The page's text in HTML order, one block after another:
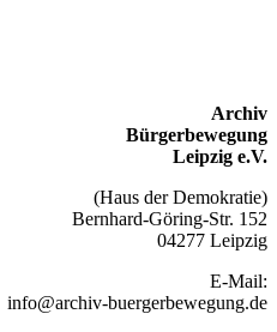
Archiv
Bürgerbewegung
Leipzig e.V.
(Haus der Demokratie)
Bernhard-Göring-Str. 152
04277 Leipzig
E-Mail:
info@archiv-buergerbewegung.de